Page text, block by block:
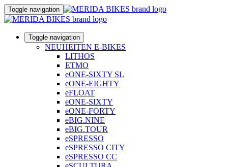
Toggle navigation
Toggle navigation
NEUHEITEN E-BIKES
LITHOS
ETMO
eONE-SIXTY SL
eONE-EIGHTY
eFLOAT
eONE-SIXTY
eONE-FORTY
eBIG.NINE
eBIG.TOUR
eSPRESSO
eSPRESSO CITY
eSPRESSO CC